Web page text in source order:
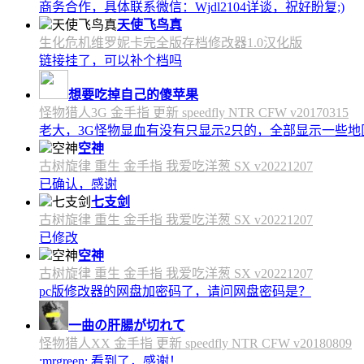
商务合作，具体联系微信：Wjdl2104详谈，祝好盼复;)
天使飞鸟真
生化危机维罗妮卡完全版存档修改器1.0汉化版
链接挂了，可以补个档吗
想要吃掉自己的傻苹果
怪物猎人3G 金手指 更新 speedfly NTR CFW v20170315
老大，3G怪物显血有没有只显示2只的，全部显示一些
空神
古树旋律 重生 金手指 我爱吃洋葱 SX v20221207
已确认，感谢
七支剑
古树旋律 重生 金手指 我爱吃洋葱 SX v20221207
已修改
空神
古树旋律 重生 金手指 我爱吃洋葱 SX v20221207
pc版修改器的网盘加密码了，请问网盘密码是？
一曲の肝腸が切れて
怪物猎人XX 金手指 更新 speedfly NTR CFW v20180809
:mrgreen: 看到了，感谢！